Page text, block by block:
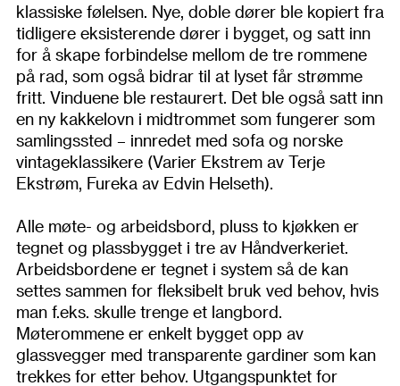
klassiske følelsen. Nye, doble dører ble kopiert fra
tidligere eksisterende dører i bygget, og satt inn
for å skape forbindelse mellom de tre rommene
på rad, som også bidrar til at lyset får strømme
fritt. Vinduene ble restaurert. Det ble også satt inn
en ny kakkelovn i midtrommet som fungerer som
samlingssted – innredet med sofa og norske
vintageklassikere (Varier Ekstrem av Terje
Ekstrøm, Fureka av Edvin Helseth).
Alle møte- og arbeidsbord, pluss to kjøkken er
tegnet og plassbygget i tre av Håndverkeriet.
Arbeidsbordene er tegnet i system så de kan
settes sammen for fleksibelt bruk ved behov, hvis
man f.eks. skulle trenge et langbord.
Møterommene er enkelt bygget opp av
glassvegger med transparente gardiner som kan
trekkes for etter behov. Utgangspunktet for